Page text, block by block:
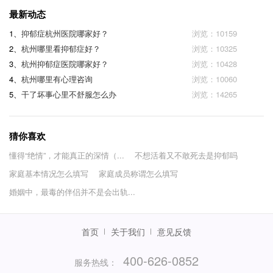
最新动态
1、 抑郁症杭州医院哪家好？
浏览：10159
2、 杭州哪里看抑郁症好？
浏览：10325
3、 杭州抑郁症医院哪家好？
浏览：10428
4、 杭州哪里有心理咨询
浏览：10060
5、 干了坏事心里不舒服怎么办 浏览：14265
猜你喜欢
懂得“绝情”，才能真正的深情（...
不想活着又不敢死去是抑郁吗
家庭基本情况怎么填写
家庭成员称谓怎么填写
婚姻中，最毒的伴侣并不是会出轨...
首页 关于我们 意见反馈
服务热线： 400-626-0852